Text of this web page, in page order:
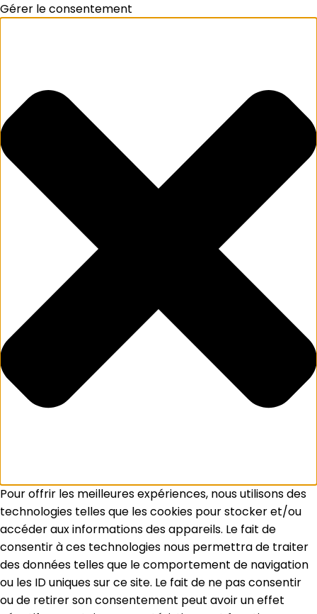
Gérer le consentement
Pour offrir les meilleures expériences, nous utilisons des
technologies telles que les cookies pour stocker et/ou
accéder aux informations des appareils. Le fait de
consentir à ces technologies nous permettra de traiter
des données telles que le comportement de navigation
ou les ID uniques sur ce site. Le fait de ne pas consentir
ou de retirer son consentement peut avoir un effet